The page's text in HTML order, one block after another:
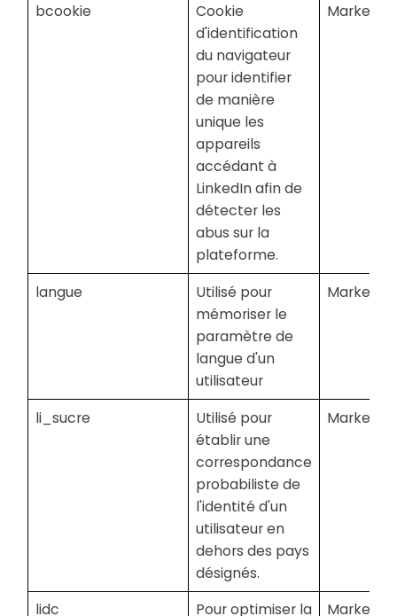
bcookie
Cookie
d'identification
du navigateur
pour identifier
de manière
unique les
appareils
accédant à
LinkedIn afin de
détecter les
abus sur la
plateforme.
Marketing
langue
Utilisé pour
mémoriser le
paramètre de
langue d'un
utilisateur
Marketing
li_sucre
Utilisé pour
établir une
correspondance
probabiliste de
l'identité d'un
utilisateur en
dehors des pays
désignés.
Marketing
lidc
Pour optimiser la
Marketing